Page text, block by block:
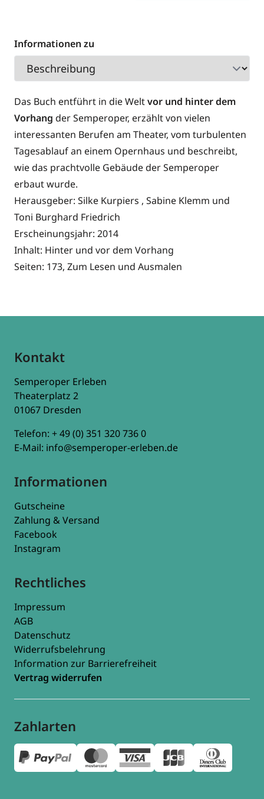
Informationen zu
Das Buch entführt in die Weltvor und hinter dem
Vorhang der Semperoper, erzählt von vielen
interessanten Berufen am Theater, vom turbulenten
Tagesablauf an einem Opernhaus und beschreibt,
wie das prachtvolle Gebäude der Semperoper
erbaut wurde.
Herausgeber: Silke Kurpiers , Sabine Klemm und
Toni Burghard Friedrich
Erscheinungsjahr: 2014
Inhalt: Hinter und vor dem Vorhang
Seiten: 173, Zum Lesen und Ausmalen
Kontakt
Semperoper Erleben
Theaterplatz 2
01067 Dresden
Telefon: + 49 (0) 351 320 736 0
E-Mail: info@semperoper-erleben.de
Informationen
Gutscheine
Zahlung & Versand
Facebook
Instagram
Rechtliches
Impressum
AGB
Datenschutz
Widerrufsbelehrung
Information zur Barrierefreiheit
Vertrag widerrufen
Zahlarten